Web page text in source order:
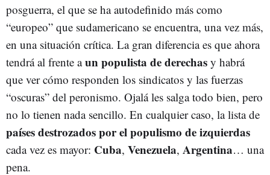
posguerra, el que se ha autodefinido más como
“europeo” que sudamericano se encuentra, una vez más,
en una situación crítica. La gran diferencia es que ahora
tendrá al frente aun populista de derechas y habrá
que ver cómo responden los sindicatos y las fuerzas
“oscuras” del peronismo. Ojalá les salga todo bien, pero
no lo tienen nada sencillo. En cualquier caso, la lista de
países destrozados por el populismo de izquierdas
cada vez es mayor: Cuba, Venezuela, Argentina… una
pena.